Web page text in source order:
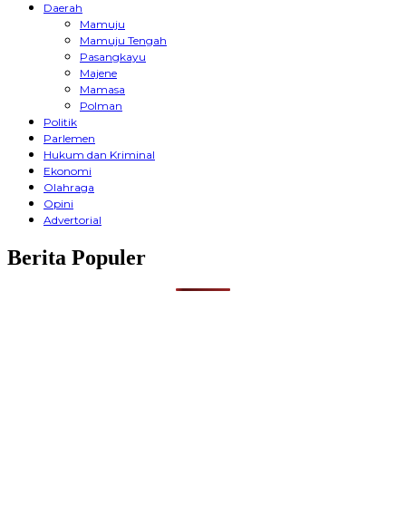
Daerah
Mamuju
Mamuju Tengah
Pasangkayu
Majene
Mamasa
Polman
Politik
Parlemen
Hukum dan Kriminal
Ekonomi
Olahraga
Opini
Advertorial
Berita Populer